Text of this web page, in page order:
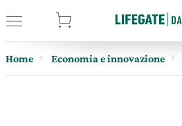
Home Economia e innovazione